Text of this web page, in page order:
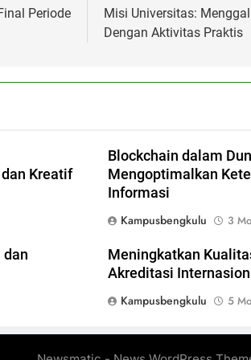
Periode
Misi Universitas:
Dengan Aktivitas Praktis
Kreatif
Blockchain dalam
Mengoptimalkan
Informasi
Kampusbengkulu
3
dan
Meningkatkan
Akreditasi
Kampusbengkulu
5